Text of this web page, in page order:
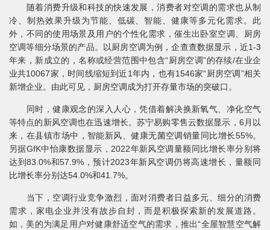
随着消费升级和科技的快速发展，消费者对空调的需求也从制
冷、制热效果升级为节能、低碳、智能、健康等多元化需求。此
外，不同的使用场景及用户的个性化需求，催生出卧室空调、厨房
空调等细分场景的产品。以厨房空调为例，企查查数据显示，近1-3
年来，新成立的，名称或经营范围中包含“厨房空调”的存续/在业企
业共10067家，时间线缩短到近1年内，也有1546家“厨房空调”相关
新增企业。由此可见，厨房空调成为打开存量市场的突破口。
同时，健康观念的深入人心，凭借着解决换新氧气、净化空气
等特点的新风空调也在迅速增长。苏宁易购零售云数据显示，6月以
来，在县镇市场中，智能新风、健康无菌空调销量同比增长55%。
另据GfK中怡康数据显示，2022年新风空调量额同比增长率分别将
达到83.0%和57.9%，预计2023年新风空调仍将高速增长，量额同
比增长率分别达54.0%和41.7%。
当下，空调行业竞争激烈，面对消费者日益多元、细分的消费
需求，家电企业并没有故步自封，而是积极探索新的发展道路。
如，美的为满足用户对健康舒适空气的需求，推出“全屋智慧空气解